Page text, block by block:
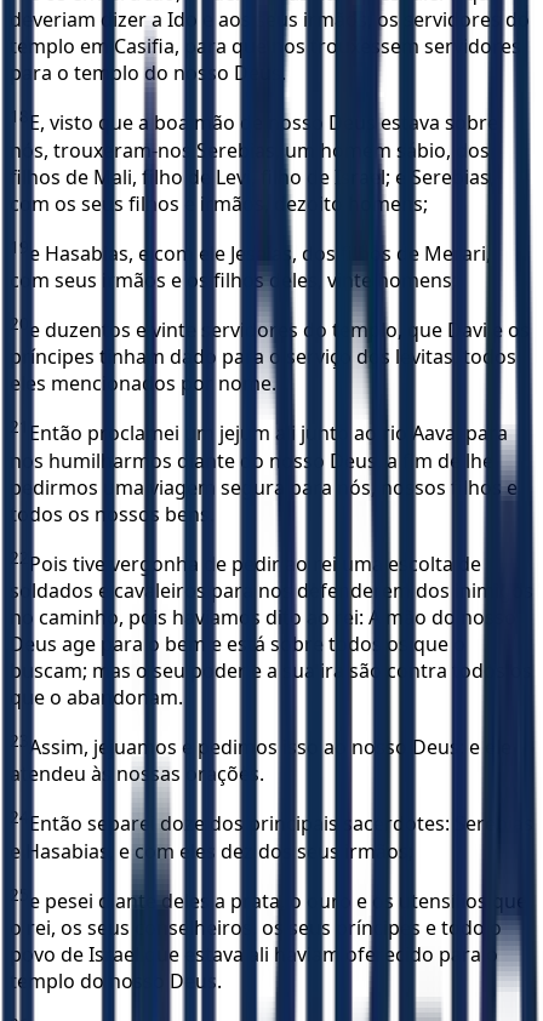
deveriam dizer a Ido e aos seus irmãos, os servidores do
templo em Casifia, para que nos trouxessem servidores
para o templo do nosso Deus.
18 E, visto que a boa mão de nosso Deus estava sobre
nós, trouxeram-nos Serebias, um homem sábio, dos
filhos de Mali, filho de Levi, filho de Israel; e Serebias,
com os seus filhos e irmãos, dezoito homens;
19 e Hasabias, e com ele Jesaías, dos filhos de Merari,
com seus irmãos e os filhos deles, vinte homens;
20 e duzentos e vinte servidores do templo, que Davi e os
príncipes tinham dado para o serviço dos levitas, todos
eles mencionados por nome.
21
Então proclamei um jejum ali junto ao rio Aava, para
nos humilharmos diante do nosso Deus, a fim de lhe
pedirmos uma viagem segura para nós, nossos filhos e
todos os nossos bens.
22 Pois tive vergonha de pedir ao rei uma escolta de
soldados e cavaleiros para nos defenderem dos inimigos
no caminho, pois havíamos dito ao rei: A mão do nosso
Deus age para o bem e está sobre todos os que o
buscam; mas o seu poder e a sua ira são contra todos os
que o abandonam.
23 Assim, jejuamos e pedimos isso ao nosso Deus; e ele
atendeu às nossas orações.
24 Então separei doze dos principais sacerdotes: Serebias
e Hasabias, e com eles dez dos seus irmãos;
25 e pesei diante deles a prata, o ouro e os utensílios que
o rei, os seus conselheiros, os seus príncipes e todo o
povo de Israel que estava ali haviam oferecido para o
templo do nosso Deus.